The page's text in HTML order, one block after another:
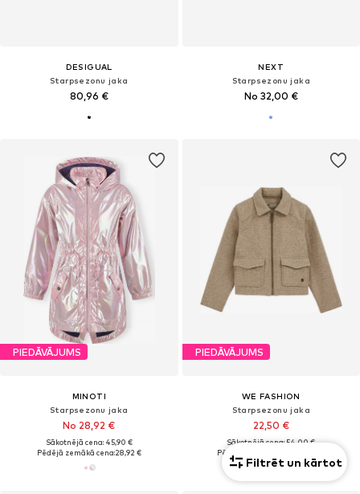
DESIGUAL
Starpsezonu jaka
80,96 €
NEXT
Starpsezonu jaka
No 32,00 €
PIEDĀVĀJUMS
MINOTI
Starpsezonu jaka
No 28,92 €
Sākotnējā cena: 45,90 €
Pēdējā zemākā cena:28,92 €
PIEDĀVĀJUMS
WE FASHION
Starpsezonu jaka
22,50 €
Sākotnējā cena: 54,00 €
Pēdējā zemākā cena:
Filtrēt un kārtot